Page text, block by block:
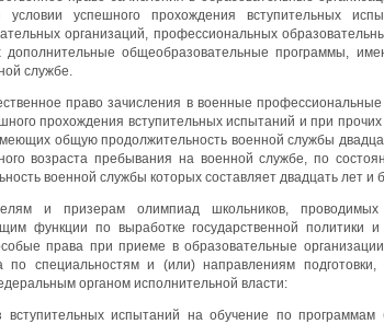
условии успешного прохождения вступительных
организаций, профессиональных
дополнительные общеобразовательные программы,
службе.
право зачисления в военные
прохождения вступительных испытаний и при
общую продолжительность военной службы
возраста пребывания на военной службе, по
военной службы которых составляет двадцать лет и
и призерам олимпиад школьников,
функции по выработке государственной политики
права при приеме в образовательные
по специальностям и (или) направлениям
органом исполнительной власти:
испытаний на обучение по